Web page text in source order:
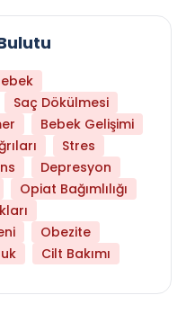
Saç Dökülmesi
Bebek Gelişimi
Stres
Depresyon
Opiat Bağımlılığı
Obezite
Cilt Bakımı